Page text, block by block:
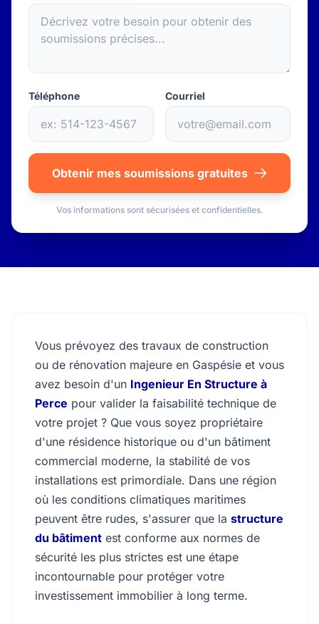
Téléphone Courriel
Obtenir mes soumissions gratuites
Vos informations sont sécurisées et confidentielles.
Vous prévoyez des travaux de construction
ou de rénovation majeure en Gaspésie et vous
avez besoin d'un Ingenieur En Structure à
Perce pour valider la faisabilité technique de
votre projet ? Que vous soyez propriétaire
d'une résidence historique ou d'un bâtiment
commercial moderne, la stabilité de vos
installations est primordiale. Dans une région
où les conditions climatiques maritimes
peuvent être rudes, s'assurer que la structure
du bâtiment est conforme aux normes de
sécurité les plus strictes est une étape
incontournable pour protéger votre
investissement immobilier à long terme.